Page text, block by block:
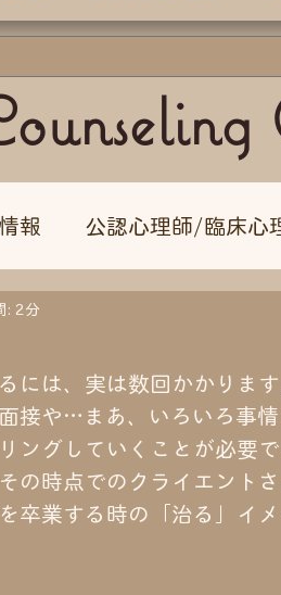
報 公認心理師/臨床心
: 2分
には、実は数回かかりま
接や…まあ、いろいろ事
ングしていくことが必要
の時点でのクライエント
卒業する時の「治る」イ